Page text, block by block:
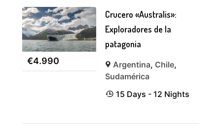
€4.990
Crucero «Australis»:
Exploradores de la
patagonia
Argentina, Chile,
Sudamérica
15 Days - 12 Nights